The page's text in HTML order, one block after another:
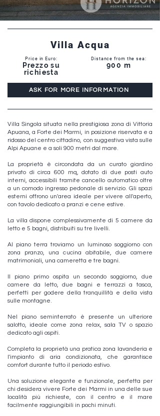
Villa Acqua
Price in Euro:
Prezzo su
richiesta
Distance from the sea:
900 m
ASK FOR MORE INFORMATION
Villa Singola situata nella prestigiosa zona di Vittoria
Apuana, a Forte dei Marmi, in posizione riservata e a
ridosso del centro cittadino, con suggestiva vista sulle
Alpi Apuane e a soli 900 metri dal mare.
La proprietà è circondata da un curato giardino
privato di circa 600 mq, dotato di due posti auto
interni, accessibili tramite cancello automatico oltre
a un comodo ingresso pedonale di servizio. Gli spazi
esterni offrono un'area ideale per vivere all'aperto,
con tavolo dedicato a pranzi e cene estive.
La villa dispone complessivamente di 5 camere da
letto e 5 bagni, distribuiti su tre livelli.
Al piano terra troviamo un luminoso soggiorno con
zona pranzo, una cucina abitabile, due camere
matrimoniali, una cameretta e tre bagni.
Il piano primo ospita un secondo soggiorno, due
camere da letto, due bagni e terrazzi a tasca,
perfetti per godere della tranquillità e della vista
sulle montagne.
Nel piano seminterrato è presente un ulteriore
salotto, ideale come zona relax, sala TV o spazio
dedicato agli ospiti.
Completa la proprietà una pratica zona lavanderia e
l'impianto di aria condizionata, che garantisce
comfort durante tutto il periodo estivo.
Una soluzione elegante e funzionale, perfetta per
chi desidera vivere Forte dei Marmi in una delle sue
località più richieste, con il centro e il mare
facilmente raggiungibili in pochi minuti.